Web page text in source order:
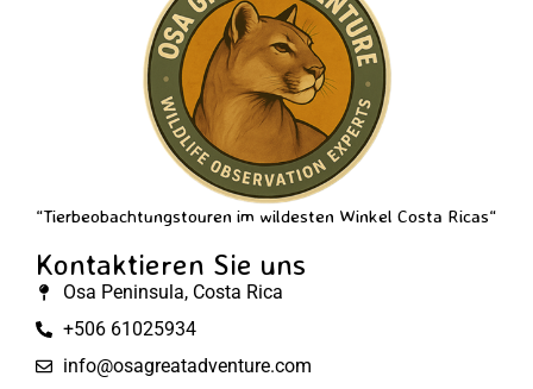
“Tierbeobachtungstouren im wildesten Winkel Costa Ricas“
Kontaktieren Sie uns
Osa Peninsula, Costa Rica
+506 61025934
info@osagreatadventure.com